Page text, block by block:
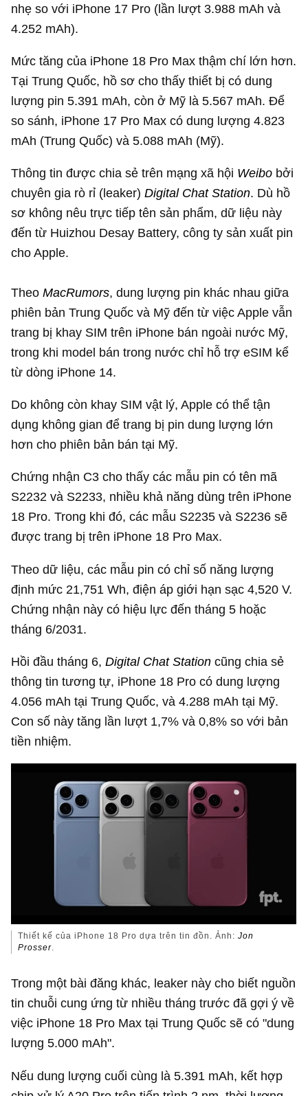
nhẹ so với iPhone 17 Pro (lần lượt 3.988 mAh và
4.252 mAh).
Mức tăng của iPhone 18 Pro Max thậm chí lớn hơn.
Tại Trung Quốc, hồ sơ cho thấy thiết bị có dung
lượng pin 5.391 mAh, còn ở Mỹ là 5.567 mAh. Để
so sánh, iPhone 17 Pro Max có dung lượng 4.823
mAh (Trung Quốc) và 5.088 mAh (Mỹ).
Thông tin được chia sẻ trên mạng xã hội Weibo bởi
chuyên gia rò rỉ (leaker)Digital Chat Station. Dù hồ
sơ không nêu trực tiếp tên sản phẩm, dữ liệu này
đến từ Huizhou Desay Battery, công ty sản xuất pin
cho Apple.
TheoMacRumors, dung lượng pin khác nhau giữa
phiên bản Trung Quốc và Mỹ đến từ việc Apple vẫn
trang bị khay SIM trên iPhone bán ngoài nước Mỹ,
trong khi model bán trong nước chỉ hỗ trợ eSIM kể
từ dòng iPhone 14.
Do không còn khay SIM vật lý, Apple có thể tận
dụng không gian để trang bị pin dung lượng lớn
hơn cho phiên bản bán tại Mỹ.
Chứng nhận C3 cho thấy các mẫu pin có tên mã
S2232 và S2233, nhiều khả năng dùng trên iPhone
18 Pro. Trong khi đó, các mẫu S2235 và S2236 sẽ
được trang bị trên iPhone 18 Pro Max.
Theo dữ liệu, các mẫu pin có chỉ số năng lượng
định mức 21,751 Wh, điện áp giới hạn sạc 4,520 V.
Chứng nhận này có hiệu lực đến tháng 5 hoặc
tháng 6/2031.
Hồi đầu tháng 6,Digital Chat Station cũng chia sẻ
thông tin tương tự, iPhone 18 Pro có dung lượng
4.056 mAh tại Trung Quốc, và 4.288 mAh tại Mỹ.
Con số này tăng lần lượt 1,7% và 0,8% so với bản
tiền nhiệm.
Thiết kế của iPhone 18 Pro dựa trên tin đồn. Ảnh:Jon
Prosser.
Trong một bài đăng khác, leaker này cho biết nguồn
tin chuỗi cung ứng từ nhiều tháng trước đã gợi ý về
việc iPhone 18 Pro Max tại Trung Quốc sẽ có "dung
lượng 5.000 mAh".
Nếu dung lượng cuối cùng là 5.391 mAh, kết hợp